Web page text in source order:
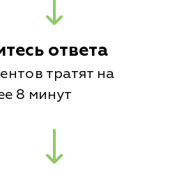
ответа
тратят на
8 минут